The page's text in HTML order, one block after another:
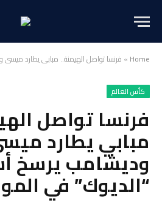
Home
» فرنسا تواصل الهيمنة.. مبابي يطارد ميسي
كأس العالم
فرنسا تواصل
مبابي يطارد
وديشامب يرسخ
“الديوك” في